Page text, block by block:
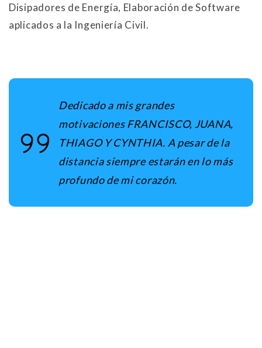
Disipadores de Energía, Elaboración de Software
aplicados a la Ingeniería Civil.
Dedicado a mis grandes
motivaciones FRANCISCO, JUANA,
THIAGO Y CYNTHIA. A pesar de la
distancia siempre estarán en lo más
profundo de mi corazón.